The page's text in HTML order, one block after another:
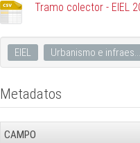
Tramo colector - EIEL
EIEL Urbanismo e infraes...
Metadatos
CAMPO